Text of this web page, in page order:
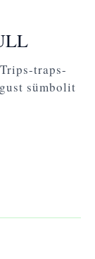
traps-
sümbolit